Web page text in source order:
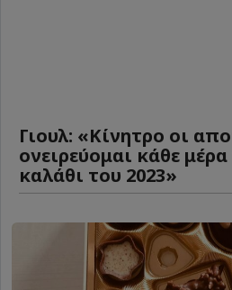
Γιουλ: «Κίνητρο οι
ονειρεύομαι κάθε
καλάθι του 2023»